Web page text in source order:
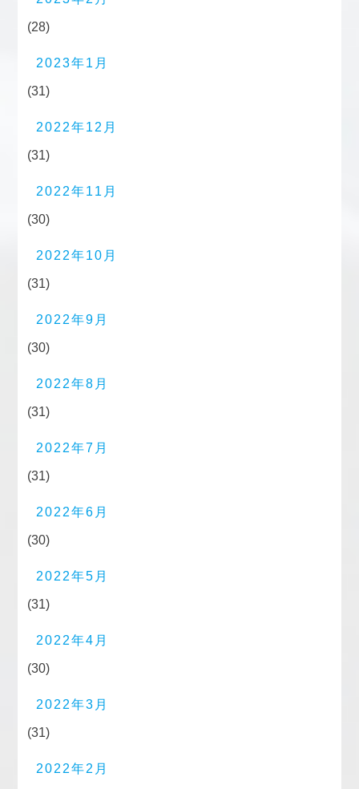
(28)
2023年1月
(31)
2022年12月
(31)
2022年11月
(30)
2022年10月
(31)
2022年9月
(30)
2022年8月
(31)
2022年7月
(31)
2022年6月
(30)
2022年5月
(31)
2022年4月
(30)
2022年3月
(31)
2022年2月